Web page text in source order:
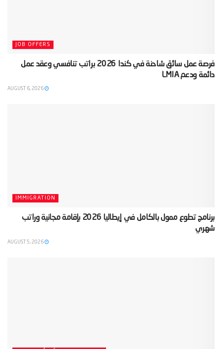
JOB OFFERS
‫فرصة عمل سائق شاحنة في كندا 2026 براتب تنافسي وعقد عمل
دائمة ودعم LMIA‬
IMMIGRATION
‫برنامج تطوع ممول بالكامل في إيطاليا 2026 بإقامة مجانية وراتب
شهري‬